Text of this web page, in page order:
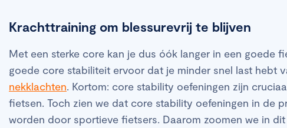
Krachttraining om blessurevrij te blijven
Met een sterke core kan je dus óók langer in een goede
goede core stabiliteit ervoor dat je minder snel last hebt
nekklachten. Kortom: core stability oefeningen zijn
fietsen. Toch zien we dat core stability oefeningen in de
worden door sportieve fietsers. Daarom zoomen we in